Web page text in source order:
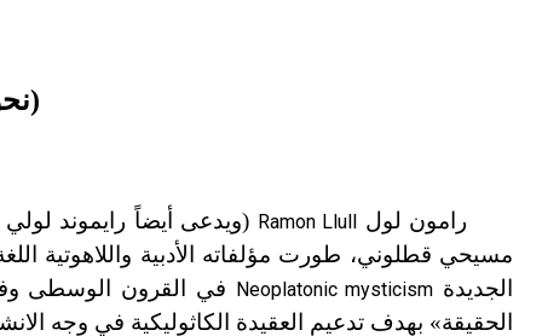
(نحو1233 ـ
رامون لول Ramon Llull (ويدعى أيضاً رايموند
مسيحي قطلوني، طورت مؤلفاته الأدبية واللاهوتية
الجديدة Neoplatonic mysticism في القرون الوسطى
الحقيقة» بهدف تدعيم العقيدة الكاثوليكية في وجه